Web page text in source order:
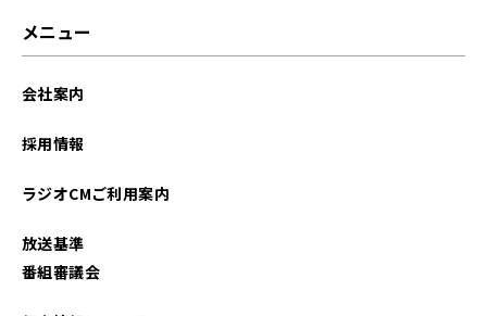
メニュー
会社案内
採用情報
ラジオCMご利用案内
放送基準
番組審議会